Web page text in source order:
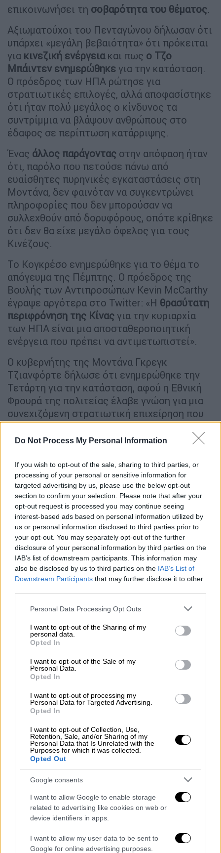
Do Not Process My Personal Information
If you wish to opt-out of the sale, sharing to third parties, or
processing of your personal or sensitive information for
targeted advertising by us, please use the below opt-out
section to confirm your selection. Please note that after your
opt-out request is processed you may continue seeing
interest-based ads based on personal information utilized by
us or personal information disclosed to third parties prior to
your opt-out. You may separately opt-out of the further
disclosure of your personal information by third parties on the
IAB’s list of downstream participants. This information may
also be disclosed by us to third parties on the IAB’s List of
Downstream Participants that may further disclose it to other
Please note that this website/app uses one or more Google
not limited to your visit or usage behaviour. You may click to
grant or deny consent to Google and its third-party tags to
use your data for below specified purposes in below Google
consent section.
Personal Data Processing Opt Outs
I want to opt-out of the Sharing of my
personal data.
Opted In
I want to opt-out of the Sale of my
Personal Data.
Opted In
I want to opt-out of processing my
Personal Data for Targeted Advertising.
Opted In
I want to opt-out of Collection, Use,
Retention, Sale, and/or Sharing of my
Personal Data that Is Unrelated with the
Purposes for which it was collected.
Opted Out
Google consents
I want to allow Google to enable storage
related to advertising like cookies on web or
device identifiers in apps.
I want to allow my user data to be sent to
Google for online advertising purposes.
επικοινωνήσει τη σοβαρότητα του θέματος.
Αξιωματούχοι του Πενταγώνου δήλωσαν ότι
υπάρχει «μεγάλη βεβαιότητα» ότι πρόκειται
για κινεζική ενέργειακαι πως ο Τζο
Μπάιντεν ενημερώθηκε για την κατάσταση.
Ο πρόεδρος των ΗΠΑ ρώτησε για
στρατιωτικές επιλογές, αλλά αποφασίστηκε
ότι ήταν πολύ μεγάλος ο κίνδυνος τα
συντρίμμια να βλάψουν ανθρώπους στο
έδαφος σε περίπτωση κατάρριψης.
Ένας άλλος παράγοντας στην απόφαση ήταν
ότι, παρόλο που πετούσε πάνω από
ευαίσθητες πυρηνικές εγκαταστάσεις στη
Μοντάνα, δεν φαινόταν να συγκεντρώνει
πληροφορίες που δεν μπορούσαν να
συλλεχθούν από δορυφόρους, οπότε κρίθηκε
ότι δεν θα είχε μεγάλο όφελος για τους
Κινέζους.
Το Κογκρέσο ενημερώθηκε για το θέμα το
απόγευμα της Πέμπτης. Ο πρόεδρος της
Βουλής των Αντιπροσώπων Kevin McCarthy
έγραψε αργότερα στο Twitter: «Η θρασύτατη
περιφρόνηση της Κίνας για την κυριαρχία
των ΗΠΑ είναι μια αποσταθεροποιητική
ενέργεια που πρέπει να αντιμετωπιστεί».
Ο κυβερνήτης της Μοντάνα Γκρεγκ
Τζιανφόρτε δήλωσε ότι ενημερώθηκε την
Τετάρτη για την κατάσταση, αφού η Εθνική
Φρουρά της πολιτείας έλαβε γνώση για μια
συνεχιζόμενη στρατιωτική επιχείρηση που
λαμβάνει χώρα στον εναέριο χώρο της.
Everyone wants a glimpse of the
Chinese spy balloon, it’s gonna be
THE raging internet trend for the next
few days assuming the air force
doesn’t shoot it down. If you’re not
on your lawn getting noisy shots of
every speck in the sky, you’re missing
out.pic.twitter.com/SA630Tfgy6
— Alejandro Alvarez
(@aletweetsnews) February 2, 2023
Η πορεία του μπαλονιού και η
ανησυχία για αύξηση της
χρησιμοποίησής τους
Όπως αναφέρει ο
πέταξε αρχικά πάνω από τις Αλεούτιες
Νήσουςτης Αλάσκας και μέσω του Καναδά
πριν εμφανιστεί πάνω από την πόλη
Μπίλινγκς της Μοντάνα την Τετάρτη.
Οι στρατιωτικοί εμπειρογνώμονες λένε ότι
η χρήση των αερόστατων μεγάλου ύψους
είναιπιθανό να αυξηθεί τα επόμενα χρόνια
Είναι πολύ φθηνότερα από τους
κατασκοπευτικούς δορυφόρους,
εντοπίζονται δύσκολα από τα ραντάρ και
είναι δύσκολο να καταρριφθούν, ενώ μερικές
φορές παραμένουν για ημέρες μετά τη
διάτρησή τους. Μπορούν να
«κατευθύνονται» αλλάζοντας υψόμετρο,
χρησιμοποιώντας υπολογιστές για να